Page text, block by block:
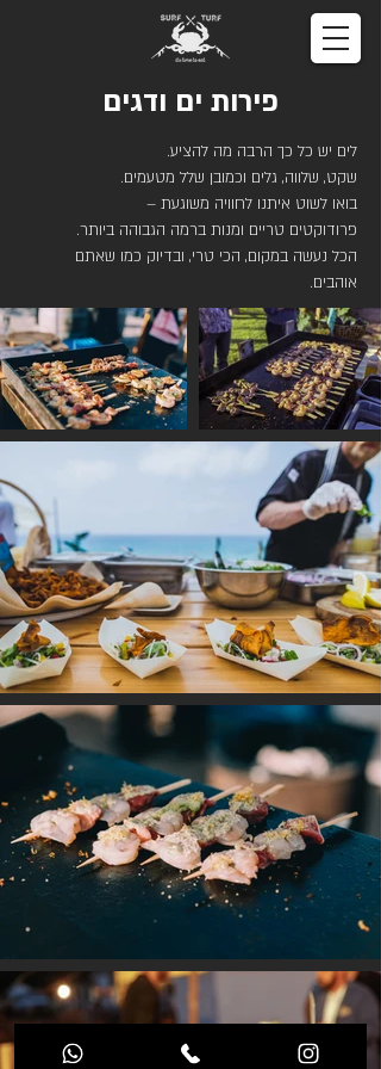
פירות ים ודגים
לים יש כל כך הרבה מה להציע.
שקט, שלווה, גלים וכמובן שלל מטעמים.
בואו לשוט איתנו לחוויה משוגעת –
פרודוקטים טריים ומנות ברמה הגבוהה ביותר.
הכל נעשה במקום, הכי טרי, ובדיוק כמו שאתם
אוהבים.